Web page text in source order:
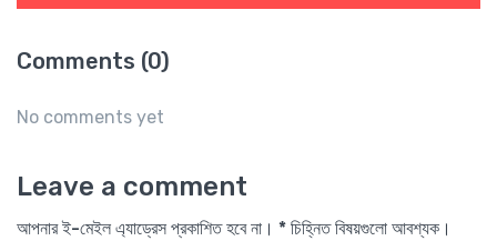
Comments (0)
No comments yet
Leave a comment
আপনার ই-মেইল এ্যাড্রেস প্রকাশিত হবে না। * চিহ্নিত বিষয়গুলো আবশ্যক।